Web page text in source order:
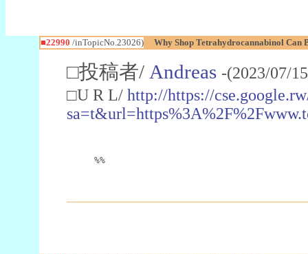
■22990 /inTopicNo.23026) Why Shop Tetrahydrocannabinol Can
□投稿者/ Andreas -(2023/07/
□U R L/ http://https://
%%